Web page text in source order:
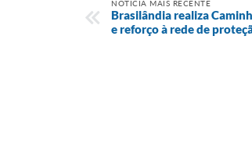
NOTÍCIA MAIS RECENTE
Brasilândia realiza
e reforço à rede de